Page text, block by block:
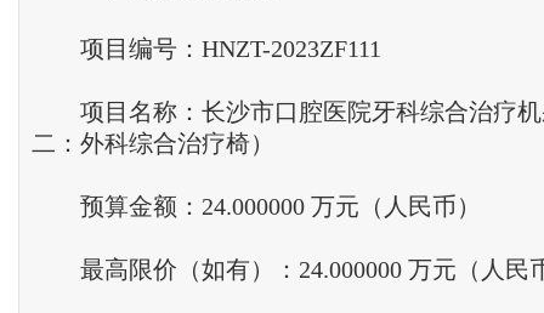
项目编号：HNZT-2023ZF111
项目名称：长沙市口腔医院牙科综合治疗机
二：外科综合治疗椅）
预算金额：24.000000 万元（人民币）
最高限价（如有）：24.000000 万元（人民